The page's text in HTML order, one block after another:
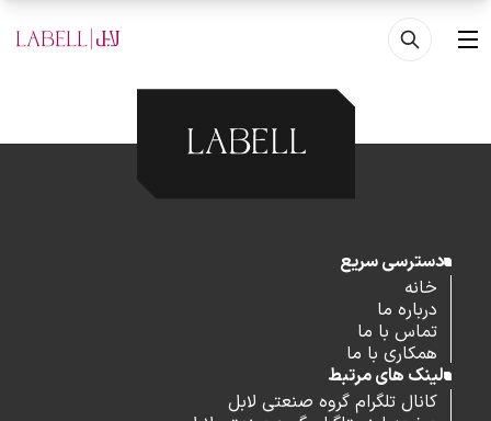
رفتن به محتوای اصلی
منو
دسترسی سریع
خانه
درباره ما
تماس با ما
همکاری با ما
لینک های مرتبط
کانال تلگرام گروه صنعتی لابل